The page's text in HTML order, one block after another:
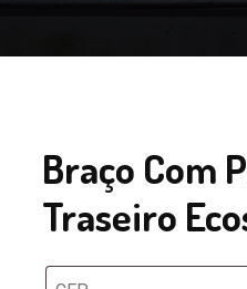
Braço Com
Traseiro